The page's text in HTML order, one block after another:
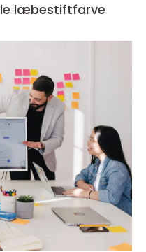
læbestiftfarve